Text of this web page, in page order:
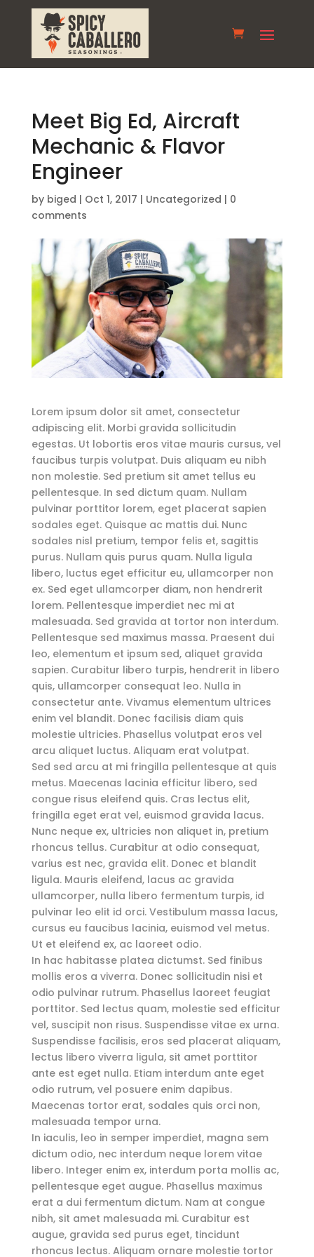
Meet Big Ed, Aircraft
Mechanic & Flavor
Engineer
by biged | Oct 1, 2017 | Uncategorized | 0
comments
Lorem ipsum dolor sit amet, consectetur
adipiscing elit. Morbi gravida sollicitudin
egestas. Ut lobortis eros vitae mauris cursus, vel
faucibus turpis volutpat. Duis aliquam eu nibh
non molestie. Sed pretium sit amet tellus eu
pellentesque. In sed dictum quam. Nullam
pulvinar porttitor lorem, eget placerat sapien
sodales eget. Quisque ac mattis dui. Nunc
sodales nisl pretium, tempor felis et, sagittis
purus. Nullam quis purus quam. Nulla ligula
libero, luctus eget efficitur eu, ullamcorper non
ex. Sed eget ullamcorper diam, non hendrerit
lorem. Pellentesque imperdiet nec mi at
malesuada. Sed gravida at tortor non interdum.
Pellentesque sed maximus massa. Praesent dui
leo, elementum et ipsum sed, aliquet gravida
sapien. Curabitur libero turpis, hendrerit in libero
quis, ullamcorper consequat leo. Nulla in
consectetur ante. Vivamus elementum ultrices
enim vel blandit. Donec facilisis diam quis
molestie ultricies. Phasellus volutpat eros vel
arcu aliquet luctus. Aliquam erat volutpat.
Sed sed arcu at mi fringilla pellentesque at quis
metus. Maecenas lacinia efficitur libero, sed
congue risus eleifend quis. Cras lectus elit,
fringilla eget erat vel, euismod gravida lacus.
Nunc neque ex, ultricies non aliquet in, pretium
rhoncus tellus. Curabitur at odio consequat,
varius est nec, gravida elit. Donec et blandit
ligula. Mauris eleifend, lacus ac gravida
ullamcorper, nulla libero fermentum turpis, id
pulvinar leo elit id orci. Vestibulum massa lacus,
cursus eu faucibus lacinia, euismod vel metus.
Ut et eleifend ex, ac laoreet odio.
In hac habitasse platea dictumst. Sed finibus
mollis eros a viverra. Donec sollicitudin nisi et
odio pulvinar rutrum. Phasellus laoreet feugiat
porttitor. Sed lectus quam, molestie sed efficitur
vel, suscipit non risus. Suspendisse vitae ex urna.
Suspendisse facilisis, eros sed placerat aliquam,
lectus libero viverra ligula, sit amet porttitor
ante est eget nulla. Etiam interdum ante eget
odio rutrum, vel posuere enim dapibus.
Maecenas tortor erat, sodales quis orci non,
malesuada tempor urna.
In iaculis, leo in semper imperdiet, magna sem
dictum odio, nec interdum neque lorem vitae
libero. Integer enim ex, interdum porta mollis ac,
pellentesque eget augue. Phasellus maximus
erat a dui fermentum dictum. Nam at congue
nibh, sit amet malesuada mi. Curabitur est
augue, gravida sed purus eget, tincidunt
rhoncus lectus. Aliquam ornare molestie tortor